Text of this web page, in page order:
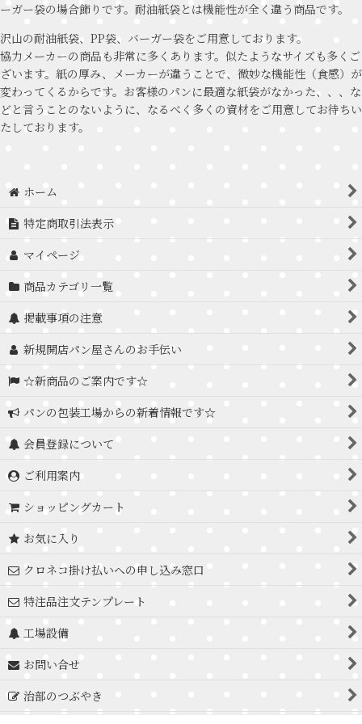
ーガー袋の場合飾りです。耐油紙袋とは機能性が全く違う商品です。
沢山の耐油紙袋、PP袋、バーガー袋をご用意しております。
協力メーカーの商品も非常に多くあります。似たようなサイズも多くご
ざいます。紙の厚み、メーカーが違うことで、微妙な機能性（食感）が
変わってくるからです。お客様のパンに最適な紙袋がなかった、、、な
どと言うことのないように、なるべく多くの資材をご用意してお待ちい
たしております。
ホーム
特定商取引法表示
マイページ
商品カテゴリ一覧
掲載事項の注意
新規開店パン屋さんのお手伝い
☆新商品のご案内です☆
パンの包装工場からの新着情報です☆
会員登録について
ご利用案内
ショッピングカート
お気に入り
クロネコ掛け払いへの申し込み窓口
特注品注文テンプレート
工場設備
お問い合せ
治部のつぶやき